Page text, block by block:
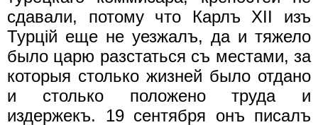
сдавали, потому что Карлъ XII изъ
Турцiй еще не уезжалъ, да и тяжело
было царю разстаться съ местами, за
которыя столько жизней было отдано
и столько положено труда и
издержекъ. 19 сентября онъ писалъ